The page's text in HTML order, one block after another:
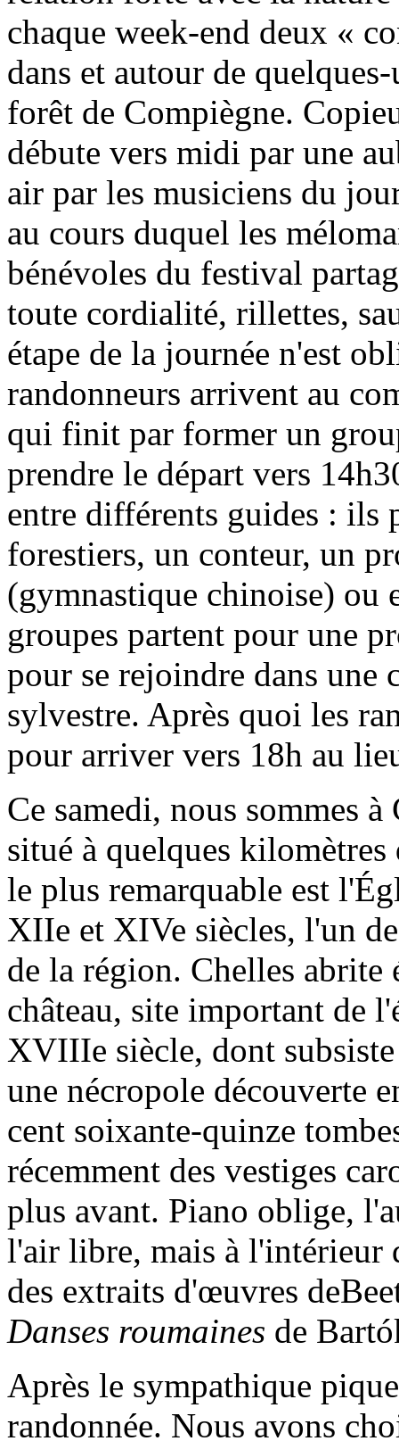
chaque week-end deux «
dans et autour de
forêt de Compiègne.
débute vers midi par une
air par les musiciens du
au cours duquel les
bénévoles du festival
toute cordialité, rillettes,
étape de la journée n'est
randonneurs arrivent au
qui finit par former un
prendre le départ vers
entre différents guides : ils
forestiers, un conteur, un
(gymnastique chinoise) ou
groupes partent pour une
pour se rejoindre dans une
sylvestre. Après quoi les
pour arriver vers 18h au
Ce samedi, nous sommes
situé à quelques
le plus remarquable est
XIIe et XIVe siècles, l'un
de la région. Chelles abrite
château, site important de
XVIIIe siècle, dont
une nécropole découverte
cent soixante-quinze
récemment des vestiges
plus avant. Piano oblige,
l'air libre, mais à l'intérieur
des extraits d'œuvres
Danses roumaines de
Après le sympathique
randonnée. Nous avons